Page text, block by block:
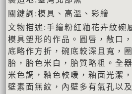
關鍵詞:模具、高溫、彩繪
文物描述:手繪粉紅釉花卉紋碗
模具塑形的作品。圓唇，敞口
底略作方折，碗底較深且寬，
胎，胎色米白，胎質略粗。全
米色調，釉色較暖，釉面光潔
壁素面無紋，內壁多有氣孔以